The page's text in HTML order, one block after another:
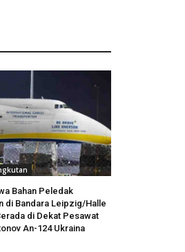
Bahan Peledak
di Bandara Leipzig/Halle
di Dekat Pesawat
An-124 Ukraina